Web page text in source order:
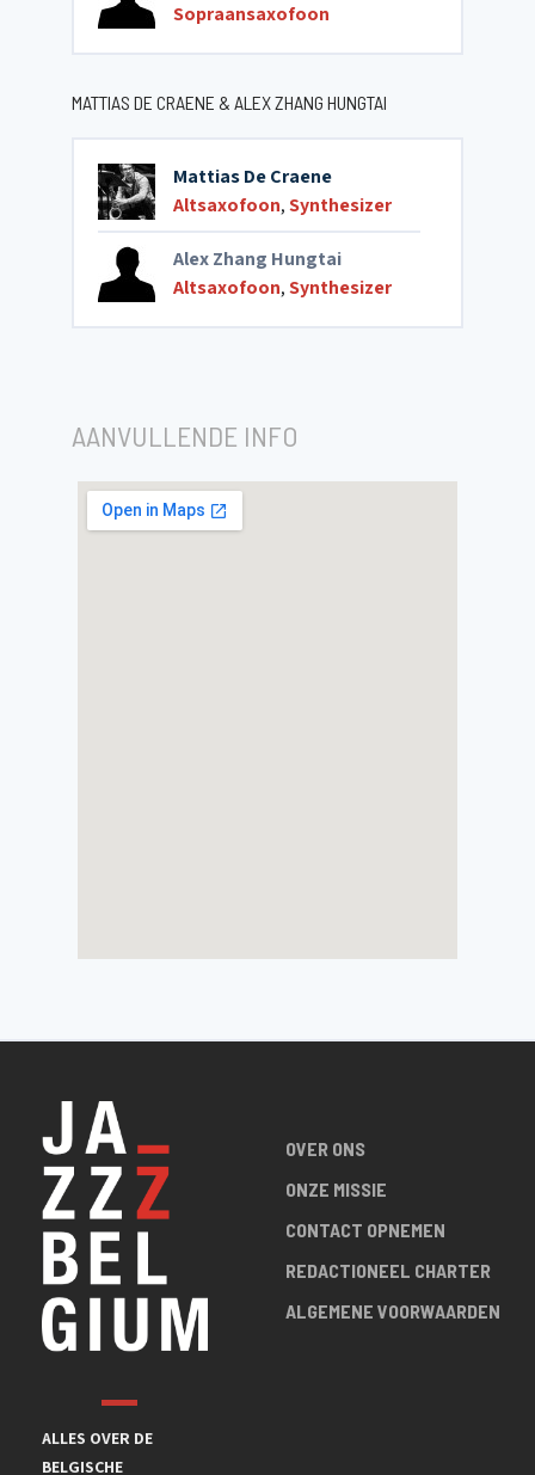
Sopraansaxofoon
MATTIAS DE CRAENE & ALEX ZHANG HUNGTAI
Mattias De Craene
Altsaxofoon,Synthesizer
Alex Zhang Hungtai
Altsaxofoon,Synthesizer
AANVULLENDE INFO
ALLES OVER DE
BELGISCHE
OVER ONS
ONZE MISSIE
CONTACT OPNEMEN
REDACTIONEEL CHARTER
ALGEMENE VOORWAARDEN